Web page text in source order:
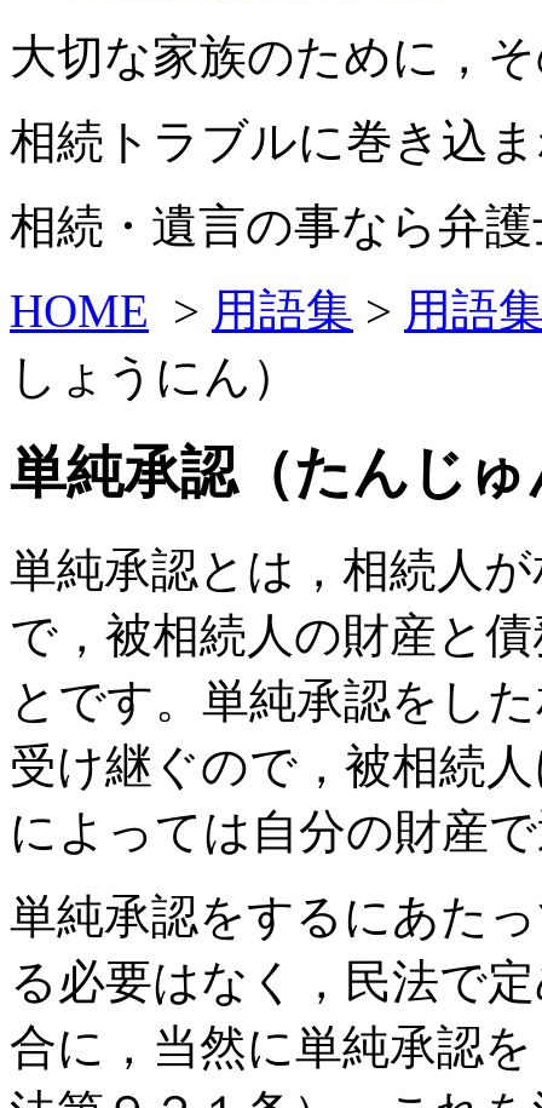
大切な家族のために，
相続トラブルに巻き込
相続・遺言の事なら弁
HOME > 用語集 > 用語
しょうにん）
単純承認（たんじ
単純承認とは，相続人
で，被相続人の財産と
とです。単純承認をし
受け継ぐので，被相続
によっては自分の財産
単純承認をするにあた
る必要はなく，民法で
合に，当然に単純承認